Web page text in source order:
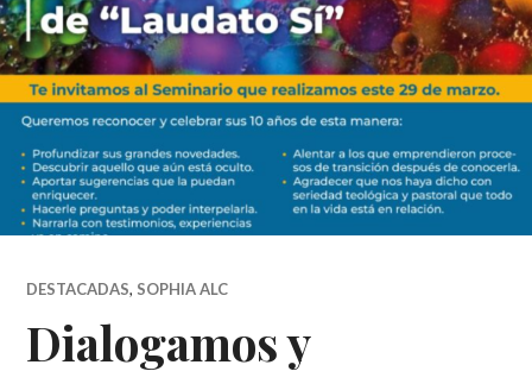
DESTACADAS, SOPHIA ALC
Dialogamos y